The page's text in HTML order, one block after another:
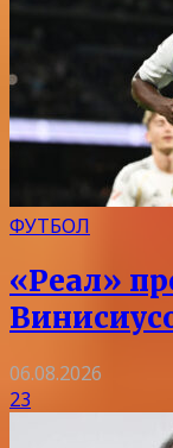
ФУТБОЛ
«Реал»
06.08.2026
23